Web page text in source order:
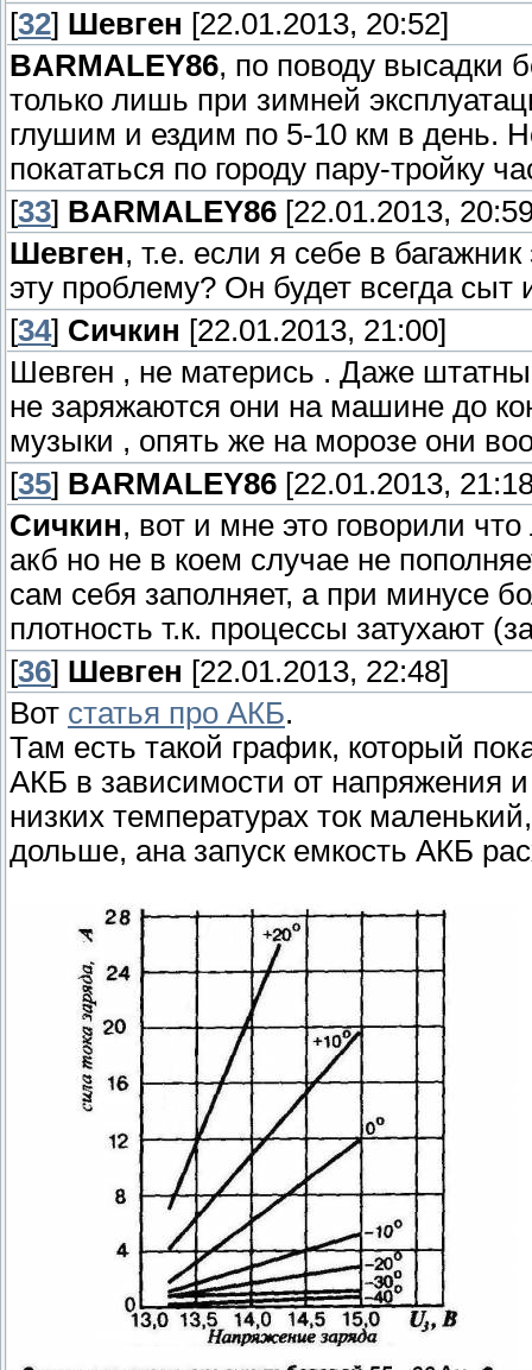
[32] Шевген [22.01.2013, 20:52]
BARMALEY86, по поводу высадки
только лишь при зимней
глушим и ездим по 5-10 км в день.
покататься по городу пару-тройку
[33] BARMALEY86 [22.01.2013,
Шевген, т.е. если я себе в
эту проблему? Он будет всегда сыт
[34] Сичкин [22.01.2013, 21:00]
Шевген , не матерись . Даже
не заряжаются они на машине до
музыки , опять же на морозе они
[35] BARMALEY86 [22.01.2013,
Сичкин, вот и мне это говорили
акб но не в коем случае не
сам себя заполняет, а при минусе
плотность т.к. процессы затухают
[36] Шевген [22.01.2013, 22:48]
Вот статья про АКБ.
Там есть такой график, который
АКБ в зависимости от напряжения
низких температурах ток
дольше, ана запуск емкость АКБ